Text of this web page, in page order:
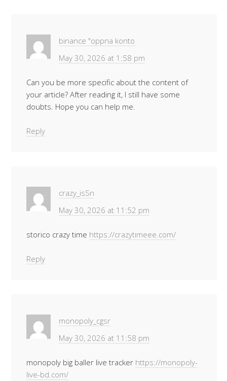
binance "oppna konto
May 30, 2026 at 1:58 pm
Can you be more specific about the content of
your article? After reading it, I still have some
doubts. Hope you can help me.
Reply
crazy_isSn
May 30, 2026 at 11:52 pm
storico crazy time https://crazytimeee.com/
Reply
monopoly_cgsr
May 30, 2026 at 11:58 pm
monopoly big baller live tracker https://monopoly-
live-bd.com/